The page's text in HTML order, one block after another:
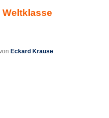
Weltklasse
Eckard Krause